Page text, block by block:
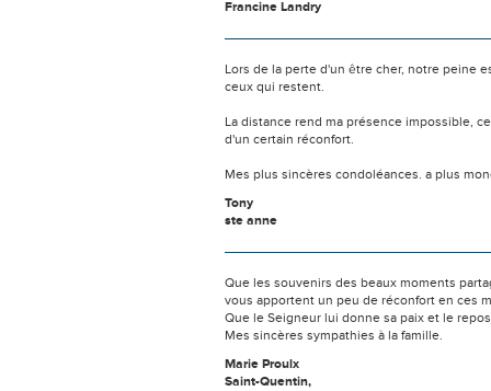
Francine Landry
Lors de la perte d'un être cher, notre peine
ceux qui restent.
La distance rend ma présence impossible,
d'un certain réconfort.
Mes plus sincères condoléances. a plus
Tony
ste anne
Que les souvenirs des beaux moments
vous apportent un peu de réconfort en ces
Que le Seigneur lui donne sa paix et le
Mes sincères sympathies à la famille.
Marie Proulx
Saint-Quentin,